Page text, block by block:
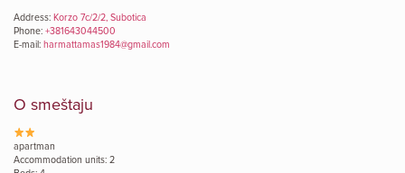
Address: Korzo 7c/2/2, Subotica
Phone: +381643044500
E-mail: harmattamas1984@gmail.com
O smeštaju
apartman
Accommodation units: 2